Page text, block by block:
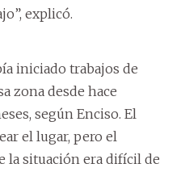
explicó.
iniciado trabajos de
zona desde hace
según Enciso. El
el lugar, pero el
la situación era difícil de